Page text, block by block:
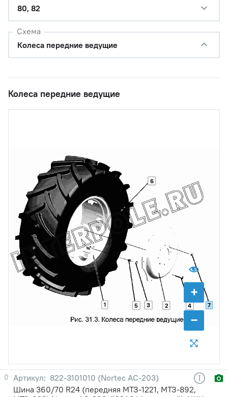
80, 82
Схема
Колеса передние ведущие
Колеса передние ведущие
+
−
1 2
3 4
5
6
7
0
822-3101010 (Nortec АС-203)
Шина 360/70 R24 (передняя МТЗ-1221, МТЗ-892,